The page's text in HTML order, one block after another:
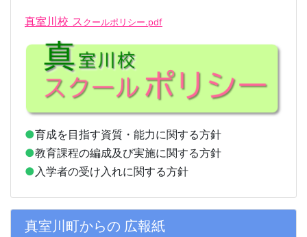
真室川校 ス クールポリシー.pdf
●育成を目指す資質・能力に関する方針
●教育課程の編成及び実施に関する方針
● 入学者の受け入れに関する方針
真室川町からの 広報紙